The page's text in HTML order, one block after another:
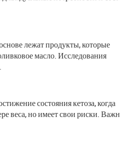
лежат продукты, которые
масло. Исследования
состояния кетоза, когда
веса, но имеет свои риски.